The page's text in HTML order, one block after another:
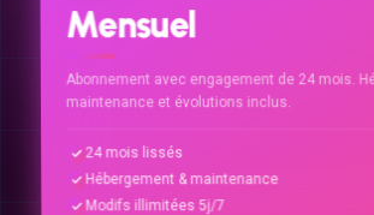
Mensuel
Abonnement avec engagement de 24 mois.
maintenance et évolutions inclus.
24 mois lissés
Hébergement & maintenance
Modifs illimitées 5j/7